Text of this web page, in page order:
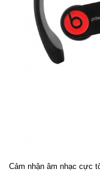
Cảm nhận âm nhạc cực